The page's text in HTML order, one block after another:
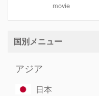
movie
国別メニュー
アジア
日本